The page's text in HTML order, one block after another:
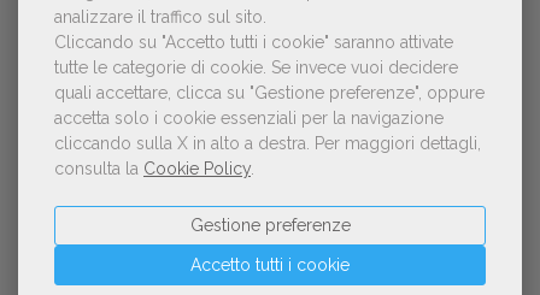
analizzare il traffico sul sito.
Cliccando su "Accetto tutti i cookie" saranno attivate
tutte le categorie di cookie. Se invece vuoi decidere
quali accettare, clicca su "Gestione preferenze", oppure
accetta solo i cookie essenziali per la navigazione
cliccando sulla X in alto a destra.
Per maggiori dettagli,
consulta la Cookie Policy
Accetto tutti i cookie
Gestione preferenze
LIBRERIE
Kindle abla Español